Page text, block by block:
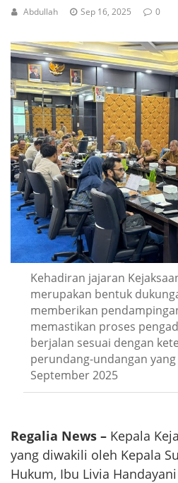
Abdullah Sep 16, 2025 0
Kehadiran jajaran
merupakan bentuk
memberikan
memastikan proses
berjalan sesuai dengan
perundang-undangan
September 2025
Regalia News – Kepala
yang diwakili oleh Kepala
Hukum, Ibu Livia